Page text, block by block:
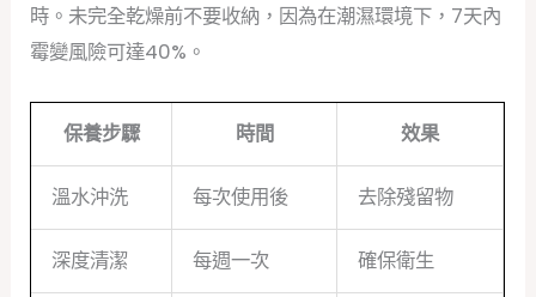
時。未完全乾燥前不要收納，因為在潮濕環境下，7天內
霉變風險可達40%。
保養步驟 時間 效果
溫水沖洗 每次使用後 去除殘留物
深度清潔 每週一次 確保衛生